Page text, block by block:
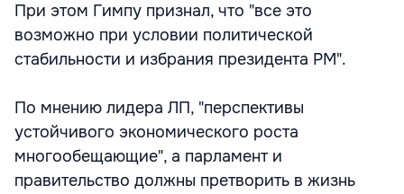
При этом Гимпу признал, что "все это
возможно при условии политической
стабильности и избрания президента РМ".
По мнению лидера ЛП, "перспективы
устойчивого экономического роста
многообещающие", а парламент и
правительство должны претворить в жизнь